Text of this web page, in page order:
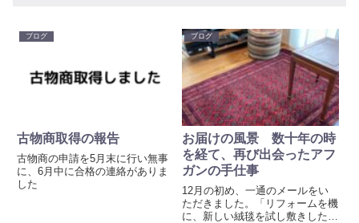
ブログ
古物商取得の報告
古物商の申請を5月末に行い無事
に、6月中に合格の連絡がありま
した
ブログ
お届けの風景 数十年の時
を経て、再び出会ったアフ
ガンの手仕事
12月の初め、一通のメールをい
ただきました。「リフォームを機
に、新しい絨毯を試し敷きした